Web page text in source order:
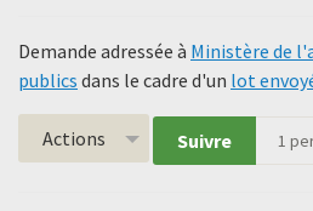
Demande adressée à Ministère de
publics dans le cadre d'un lot
Actions Suivre 1